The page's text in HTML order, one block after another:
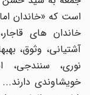
است که «خاندان
خاندان های
آشتیانی، وثوق،
نوری، سنندجی،
خویشاوندی دارند...